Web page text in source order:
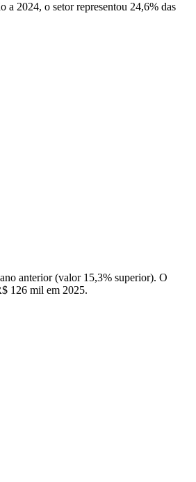
a 2024, o setor representou 24,6% das
anterior (valor 15,3% superior). O
126 mil em 2025.